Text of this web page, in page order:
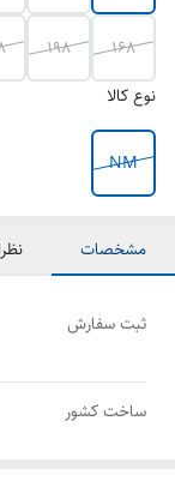
168
198
نوع کالا
NM
مشخصات
ثبت سفارش
ساخت کشور